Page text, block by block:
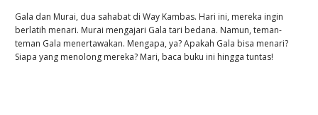
Gala dan Murai, dua sahabat di Way Kambas. Hari ini, mereka ingin
berlatih menari. Murai mengajari Gala tari bedana. Namun, teman-
teman Gala menertawakan. Mengapa, ya? Apakah Gala bisa menari?
Siapa yang menolong mereka? Mari, baca buku ini hingga tuntas!